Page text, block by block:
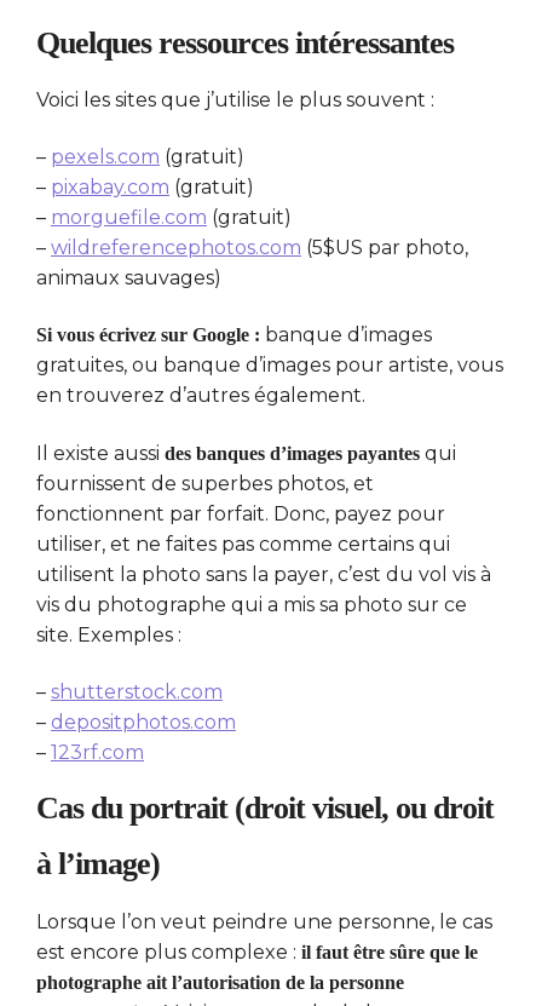
Quelques ressources intéressantes
Voici les sites que j’utilise le plus souvent :
– pexels.com (gratuit)
– pixabay.com (gratuit)
– morguefile.com (gratuit)
– wildreferencephotos.com (5$US par photo,
animaux sauvages)
Si vous écrivez sur Google : banque d’images
gratuites, ou banque d’images pour artiste, vous
en trouverez d’autres également.
Il existe aussi des banques d’images payantes qui
fournissent de superbes photos, et
fonctionnent par forfait. Donc, payez pour
utiliser, et ne faites pas comme certains qui
utilisent la photo sans la payer, c’est du vol vis à
vis du photographe qui a mis sa photo sur ce
site. Exemples :
– shutterstock.com
– depositphotos.com
– 123rf.com
Cas du portrait (droit visuel, ou droit
à l’image)
Lorsque l’on veut peindre une personne, le cas
est encore plus complexe : il faut être sûre que le
photographe ait l’autorisation de la personne